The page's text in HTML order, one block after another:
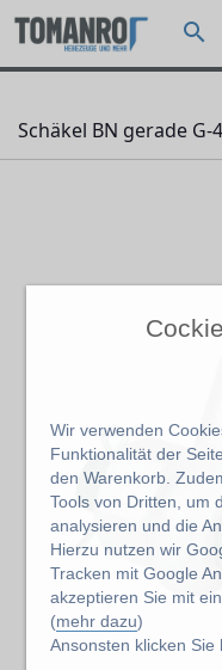
Wir verwenden
Funktionalität der
den Warenkorb.
Tools von Dritten, um
analysieren und die
Hierzu nutzen wir
Tracken mit Google
akzeptieren Sie mit
(mehr dazu)
Ansonsten klicken Sie
Schäkel BN gerade G-